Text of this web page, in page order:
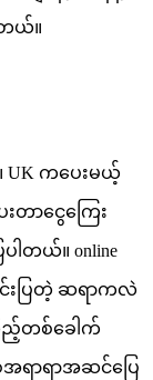
ယ်။
UK ကပေးမယ့်
းတာငွေကြေး
တယ်။ online
းပြတဲ့ ဆရာကလဲ
ည့်တစ်ခေါက်
ရာရာအဆင်ပြေ